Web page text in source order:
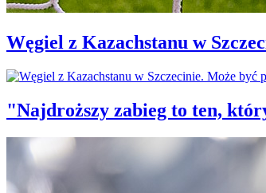
Węgiel z Kazachstanu w
"Najdroższy zabieg to ten,